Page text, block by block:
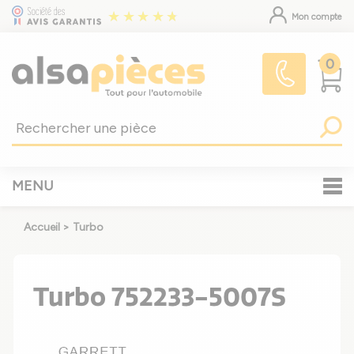
Mon compte
0
MENU
Accueil > Turbo
Turbo 752233-5007S